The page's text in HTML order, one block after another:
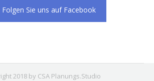
Folgen Sie uns auf Facebook
2018 by CSA Planungs.Studio